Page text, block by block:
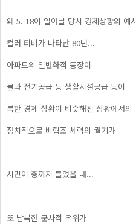
왜 5. 18이 일어날 당시 경제상황의 예
컬러 티비가 나타난 80년...
아파트의 일반화적 등장이
물과 전기공급 등 생활시설공급 등이
북한 경제 상황이 비슷해진 상황에서의
정치적으로 비협조 세력의 궐기가
시민이 총까지 들었을 때...
또 남북한 군사적 우위가